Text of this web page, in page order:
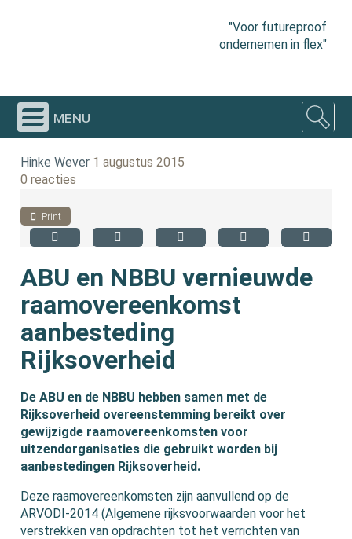
"Voor futureproof
ondernemen in flex"
menu
Hinke Wever 1 augustus 2015
0 reacties
Print
ABU en NBBU vernieuwde
raamovereenkomst
aanbesteding
Rijksoverheid
De ABU en de NBBU hebben samen met de
Rijksoverheid overeenstemming bereikt over
gewijzigde raamovereenkomsten voor
uitzendorganisaties die gebruikt worden bij
aanbestedingen Rijksoverheid.
Deze raamovereenkomsten zijn aanvullend op de
ARVODI-2014 (Algemene rijksvoorwaarden voor het
verstrekken van opdrachten tot het verrichten van